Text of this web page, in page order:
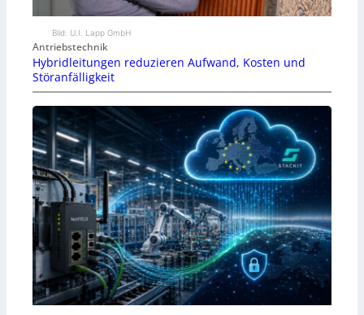
Bild: U.I. Lapp GmbH
Antriebstechnik
Hybridleitungen reduzieren Aufwand, Kosten und
Störanfälligkeit